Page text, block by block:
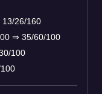
13/26/160
⇒ 35/60/100
100